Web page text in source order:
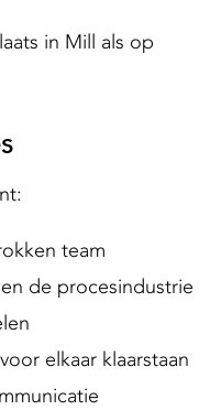
in Mill als op
team
de procesindustrie
elkaar klaarstaan